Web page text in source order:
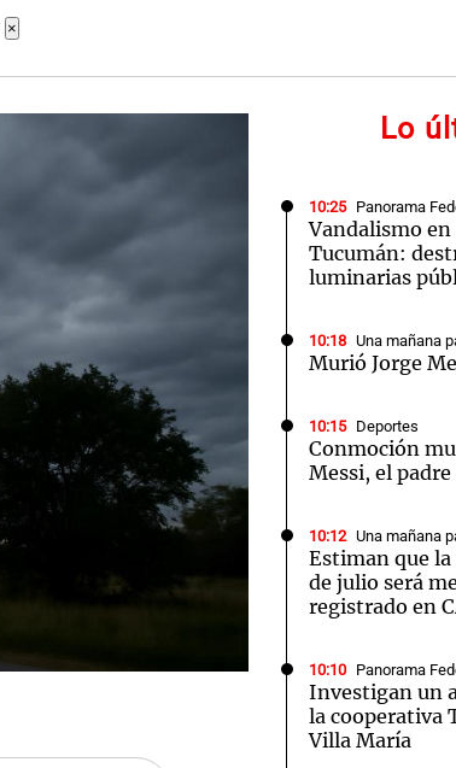
×
Lo
10:25 Panorama
Vandalismo
Tucumán:
luminarias
10:18 Una mañana
Murió Jorge
10:15 Deportes
Conmoción
Messi, el
10:12 Una mañana
Estiman que
de julio será
registrado en
10:10 Panorama
Investigan un
la cooperativa
Villa María